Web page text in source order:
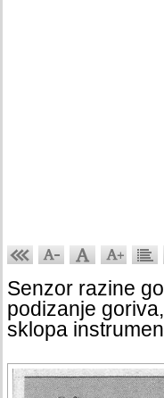
Senzor razine
podizanje
sklopa